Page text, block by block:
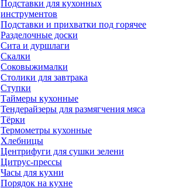
Подставки для кухонных
инструментов
Подставки и прихватки под горячее
Разделочные доски
Сита и дуршлаги
Скалки
Соковыжималки
Столики для завтрака
Ступки
Таймеры кухонные
Тендерайзеры для размягчения мяса
Тёрки
Термометры кухонные
Хлебницы
Центрифуги для сушки зелени
Цитрус-прессы
Часы для кухни
Порядок на кухне